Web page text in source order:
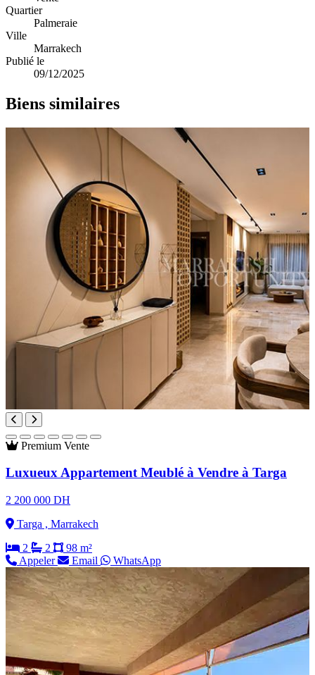
Quartier
Palmeraie
Ville
Marrakech
Publié le
09/12/2025
Biens similaires
Premium Vente
Luxueux Appartement Meublé à Vendre à Targa
2 200 000 DH
Targa , Marrakech
2
2
98 m²
Appeler
Email WhatsApp